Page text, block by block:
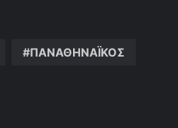
ΠΑΝΑΘΗΝΑΪΚΟΣ